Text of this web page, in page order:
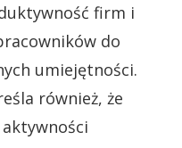
firm i
do
umiejętności.
również, że
aktywności